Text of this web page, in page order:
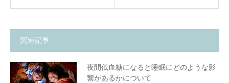
関連記事
夜間低血糖になると睡眠にどのような影
響があるかについて